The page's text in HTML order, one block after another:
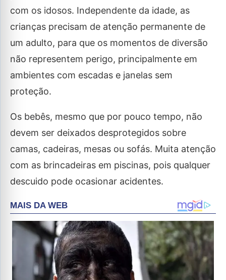
com os idosos. Independente da idade, as
crianças precisam de atenção permanente de
um adulto, para que os momentos de diversão
não representem perigo, principalmente em
ambientes com escadas e janelas sem
proteção.
Os bebês, mesmo que por pouco tempo, não
devem ser deixados desprotegidos sobre
camas, cadeiras, mesas ou sofás. Muita atenção
com as brincadeiras em piscinas, pois qualquer
descuido pode ocasionar acidentes.